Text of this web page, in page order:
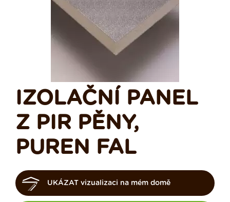
IZOLAČNÍ PANEL
Z PIR PĚNY,
PUREN FAL
UKÁZAT vizualizaci na mém domě